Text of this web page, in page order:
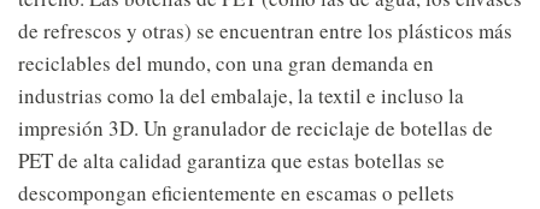
de refrescos y otras) se encuentran entre los plásticos más
reciclables del mundo, con una gran demanda en
industrias como la del embalaje, la textil e incluso la
impresión 3D. Un granulador de reciclaje de botellas de
PET de alta calidad garantiza que estas botellas se
descompongan eficientemente en escamas o pellets